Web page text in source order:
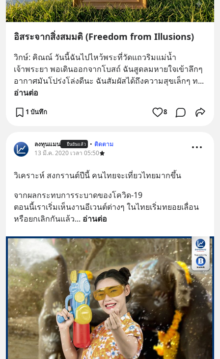
อิสระจากสิ่งสมมติ (Freedom from Illusions)
วิกษ์: คิณณ์ วันนี้ฉันไปไหว้พระที่วัดแถวริมแม่น้ำ
เจ้าพระยา พอเดินออกจากโบสถ์ ฉันสูดลมหายใจเข้าลึกๆ
อากาศมันโปร่งโล่งดีนะ ฉันสัมผัสได้ถึงความสุขเล็กๆ ท
อ่านต่อ
1 บันทึก 8
ลงทุนแมน ยืนยันแล้ว • ติดตาม
13 มี.ค. 2020 เวลา 05:50
วิเคราะห์ สงกรานต์ปีนี้ คนไทยจะเที่ยวไทยมากขึ้น
จากผลกระทบการระบาดของโควิด-19
ตอนนี้เราเริ่มเห็นงานอีเวนต์ต่างๆ ในไทยเริ่มทยอยเลื่อน
หรือยกเลิกกันแล้ว... อ่านต่อ